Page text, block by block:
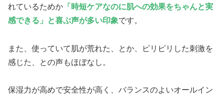
れているためか 「時短ケアなのに肌への効果をちゃんと実
感できる」と喜ぶ声が多い印象です。
また、使っていて肌が荒れた、とか、ピリピリした刺激を
感じた、との声もほぼなし。
保湿力が高めで安全性が高く、バランスのよいオールイン